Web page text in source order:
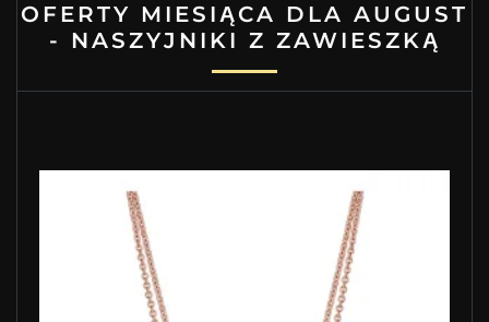
OFERTY MIESIĄCA DLA AUGUST
- NASZYJNIKI Z ZAWIESZKĄ